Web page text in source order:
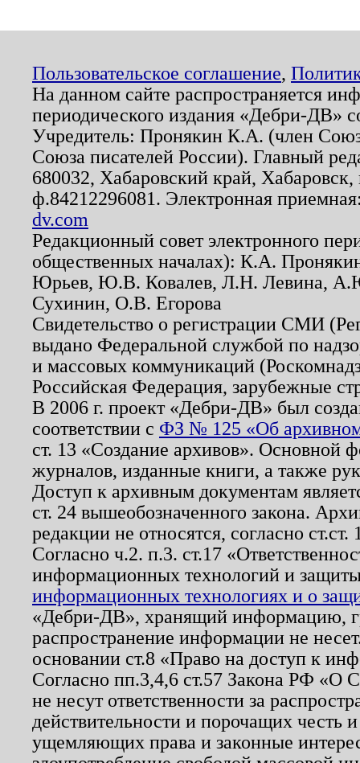
Пользовательское соглашение,
На данном сайте распространяется
периодического издания «Дебри-ДВ»
Учредитель: Пронякин К.А. (член
Союза писателей России). Главный
680032, Хабаровский край,
ф.84212296081. Электронная
dv.com
Редакционный совет электронного
общественных началах): К.А.
Юрьев, Ю.В. Ковалев, Л.Н. Левина,
Сухинин, О.В. Егорова
Свидетельство о регистрации СМИ
выдано Федеральной службой по
и массовых коммуникаций
Российская Федерация, зарубежные
В 2006 г. проект «Дебри-ДВ» был
соответствии с ФЗ № 125 «Об
ст. 13 «Создание архивов». Основной
журналов, изданные книги, а также
Доступ к архивным документам
ст. 24 вышеобозначенного закона.
редакции не относятся, согласно
Согласно ч.2. п.3. ст.17
информационных технологий и
информационных технологиях и о
«Дебри-ДВ», хранящий информацию,
распространение информации не
основании ст.8 «Право на доступ к
Согласно пп.3,4,6 ст.57 Закона РФ «О
не несут ответственности за
действительности и порочащих честь
ущемляющих права и законные